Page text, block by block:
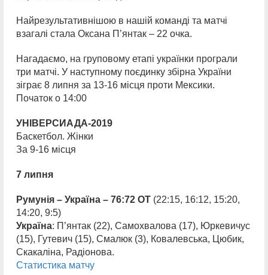
Найрезультативнішою в нашій команді та матчі
взагалі стала Оксана П’янтак – 22 очка.
Нагадаємо, на груповому етапі українки програли
три матчі. У наступному поєдинку збірна України
зіграє 8 липня за 13-16 місця проти Мексики.
Початок о 14:00
УНІВЕРСИАДА-2019
Баскетбол. Жінки
За 9-16 місця
7 липня
Румунія – Україна – 76:72 ОТ (22:15, 16:12, 15:20,
14:20, 9:5)
Україна: П’янтак (22), Самохвалова (17), Юркевичус
(15), Гутевич (15), Смалюк (3), Ковалевська, Цюбик,
Скакаліна, Радіонова.
Статистика матчу